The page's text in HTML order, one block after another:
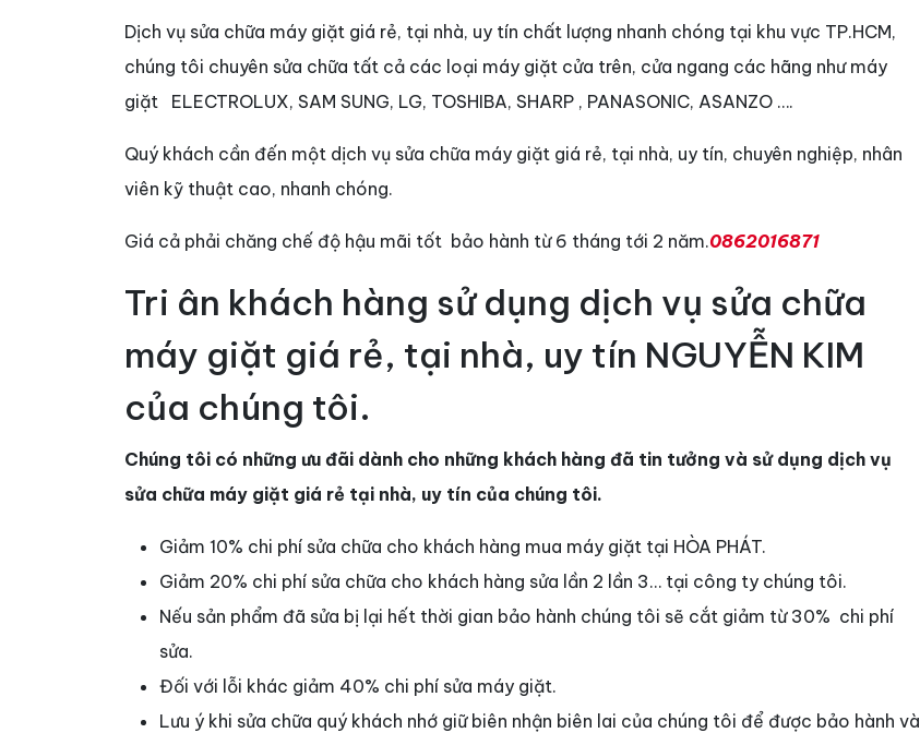
Dịch vụ sửa chữa máy giặt giá rẻ, tại nhà, uy tín chất lượng nhanh chóng tại khu vực TP.HCM,
chúng tôi chuyên sửa chữa tất cả các loại máy giặt cửa trên, cửa ngang các hãng như máy
giặt ELECTROLUX, SAM SUNG, LG, TOSHIBA, SHARP , PANASONIC, ASANZO ….
Quý khách cần đến một dịch vụ sửa chữa máy giặt giá rẻ, tại nhà, uy tín, chuyên nghiệp, nhân
viên kỹ thuật cao, nhanh chóng.
Giá cả phải chăng chế độ hậu mãi tốt bảo hành từ 6 tháng tới 2 năm.0862016871
Tri ân khách hàng sử dụng dịch vụ sửa chữa
máy giặt giá rẻ, tại nhà, uy tín NGUYỄN KIM
của chúng tôi.
Chúng tôi có những ưu đãi dành cho những khách hàng đã tin tưởng và sử dụng dịch vụ
sửa chữa máy giặt giá rẻ tại nhà, uy tín của chúng tôi.
Giảm 10% chi phí sửa chữa cho khách hàng mua máy giặt tại HÒA PHÁT.
Giảm 20% chi phí sửa chữa cho khách hàng sửa lần 2 lần 3… tại công ty chúng tôi.
Nếu sản phẩm đã sửa bị lại hết thời gian bảo hành chúng tôi sẽ cắt giảm từ 30% chi phí
sửa.
Đối với lỗi khác giảm 40% chi phí sửa máy giặt.
Lưu ý khi sửa chữa quý khách nhớ giữ biên nhận biên lai của chúng tôi để được bảo hành và